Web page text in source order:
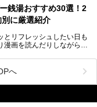
へのご褒美のための宿泊な
きなだけサ活ができるのが
く、カップルや女性に嬉し
をご紹介します。
銭湯おすすめ30選！2
に厳選紹介
とリフレッシュしたい日も
画を読んだりしながら一
のまま朝までゆっくりでき
ある人も多いのではないで
めのスーパー銭湯を、目的
へ